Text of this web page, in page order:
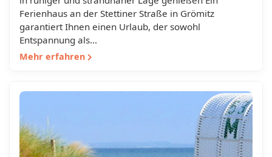
Ferienhaus an der Stettiner Straße in Grömitz
garantiert Ihnen einen Urlaub, der sowohl
Entspannung als…
Mehr erfahren